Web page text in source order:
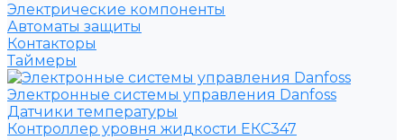
Электрические компоненты
Автоматы защиты
Контакторы
Таймеры
Электронные системы управления Danfoss
Датчики температуры
Контроллер уровня жидкости ЕКС347